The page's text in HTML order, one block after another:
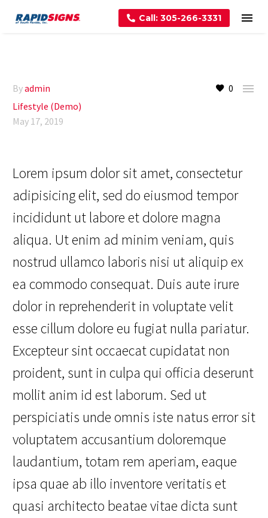
Call: 305-266-3331
0 
Byadmin
Lifestyle (Demo)
May 17, 2019
Lorem ipsum dolor sit amet, consectetur
adipisicing elit, sed do eiusmod tempor
incididunt ut labore et dolore magna
aliqua. Ut enim ad minim veniam, quis
nostrud ullamco laboris nisi ut aliquip ex
ea commodo consequat. Duis aute irure
dolor in reprehenderit in voluptate velit
esse cillum dolore eu fugiat nulla pariatur.
Excepteur sint occaecat cupidatat non
proident, sunt in culpa qui officia deserunt
mollit anim id est laborum. Sed ut
perspiciatis unde omnis iste natus error sit
voluptatem accusantium doloremque
laudantium, totam rem aperiam, eaque
ipsa quae ab illo inventore veritatis et
quasi architecto beatae vitae dicta sunt